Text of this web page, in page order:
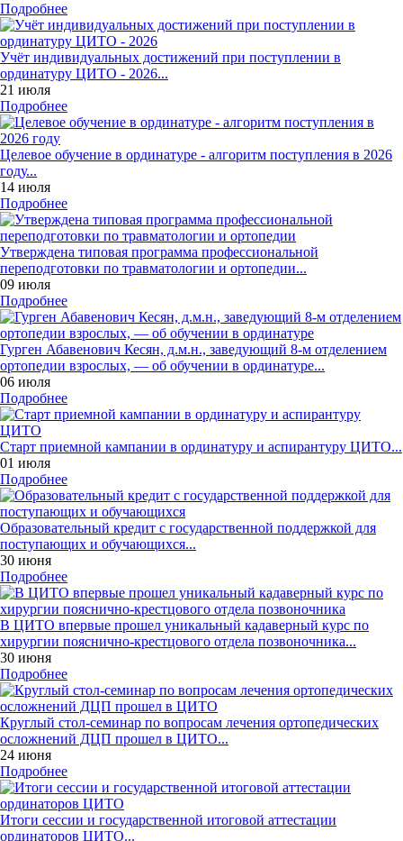
Подробнее
Учёт индивидуальных достижений при поступлении в
ординатуру ЦИТО - 2026...
21 июля
Подробнее
Целевое обучение в ординатуре - алгоритм поступления в 2026
году...
14 июля
Подробнее
Утверждена типовая программа профессиональной
переподготовки по травматологии и ортопедии...
09 июля
Подробнее
Гурген Абавенович Кесян, д.м.н., заведующий 8-м отделением
ортопедии взрослых, — об обучении в ординатуре...
06 июля
Подробнее
Старт приемной кампании в ординатуру и аспирантуру ЦИТО...
01 июля
Подробнее
Образовательный кредит с государственной поддержкой для
поступающих и обучающихся...
30 июня
Подробнее
В ЦИТО впервые прошел уникальный кадаверный курс по
хирургии пояснично-крестцового отдела позвоночника...
30 июня
Подробнее
Круглый стол-семинар по вопросам лечения ортопедических
осложнений ДЦП прошел в ЦИТО...
24 июня
Подробнее
Итоги сессии и государственной итоговой аттестации
ординаторов ЦИТО...